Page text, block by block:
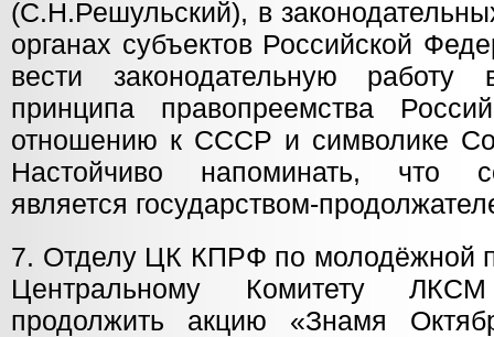
(С.Н.Решульский), в
органах субъектов Российской
вести законодательную
принципа правопреемства
отношению к СССР и символике
Настойчиво напоминать, что
является государством-
7. Отделу ЦК КПРФ по молодёжной
Центральному Комитету
продолжить акцию «Знамя